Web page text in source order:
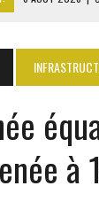
2026 | LA SEEG
2026
GHANA : 1,7
à